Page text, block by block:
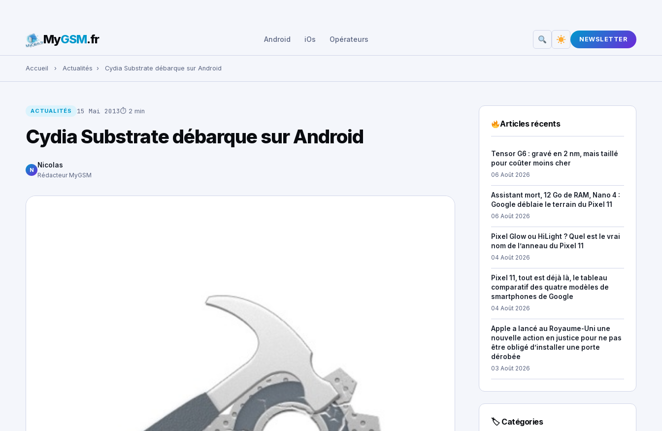
Rechercher :
MyGSM.fr Android iOs Opérateurs NEWSLETTER
Accueil › Actualités › Cydia Substrate débarque sur Android
ACTUALITÉS 15 Mai 2013⏱ 2 min
Cydia Substrate débarque sur Android
N
Nicolas
Rédacteur MyGSM
Articles récents
Tensor G6 : gravé en 2 nm, mais taillé
pour coûter moins cher
06 Août 2026
Assistant mort, 12 Go de RAM, Nano 4 :
Google déblaie le terrain du Pixel 11
06 Août 2026
Pixel Glow ou HiLight ? Quel est le vrai
nom de l’anneau du Pixel 11
04 Août 2026
Pixel 11, tout est déjà là, le tableau
comparatif des quatre modèles de
smartphones de Google
04 Août 2026
Apple a lancé au Royaume-Uni une
nouvelle action en justice pour ne pas
être obligé d’installer une porte
dérobée
03 Août 2026
🏷 Catégories